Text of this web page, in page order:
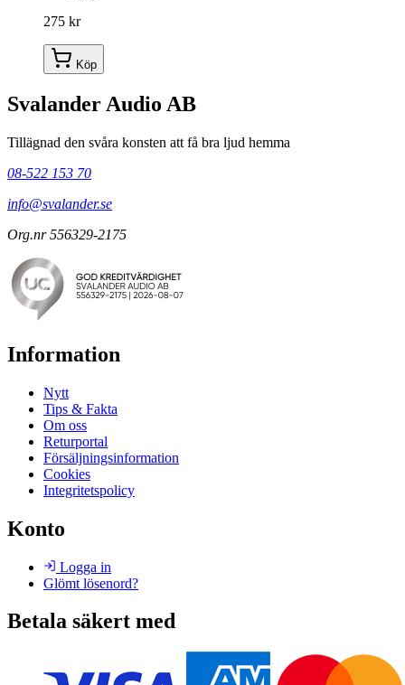
275 kr
Köp
Svalander Audio AB
Tillägnad den svåra konsten att få bra ljud hemma
08-522 153 70
info@svalander.se
Org.nr 556329-2175
Information
Nytt
Tips & Fakta
Om oss
Returportal
Försäljningsinformation
Cookies
Integritetspolicy
Konto
Logga in
Glömt lösenord?
Betala säkert med